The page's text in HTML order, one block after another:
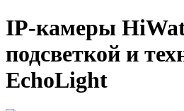
IP-камеры
подсветкой и
EchoLight